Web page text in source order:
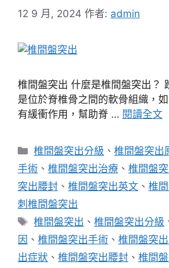
12 9 月, 2024 作者: admin
椎間盤突出 什麼是椎間盤突出？
是位於脊椎骨之間的軟骨組織，
有緩衝作用，幫助脊 … 閱讀全文
分
類
椎間盤突出分級 、椎間盤突出
手術 、 椎間盤突出治療 、 椎間盤
突出腰封 、 椎間盤突出英文 、 椎
刺椎間盤突出
標
籤
椎間盤突出 、椎間盤突出分級
因 、 椎間盤突出手術 、 椎間盤突
出症狀 、 椎間盤突出腰封 、 椎間